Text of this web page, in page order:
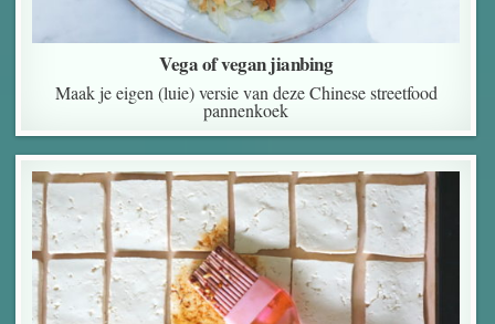
Vega of vegan jianbing
Maak je eigen (luie) versie van deze Chinese streetfood
pannenkoek